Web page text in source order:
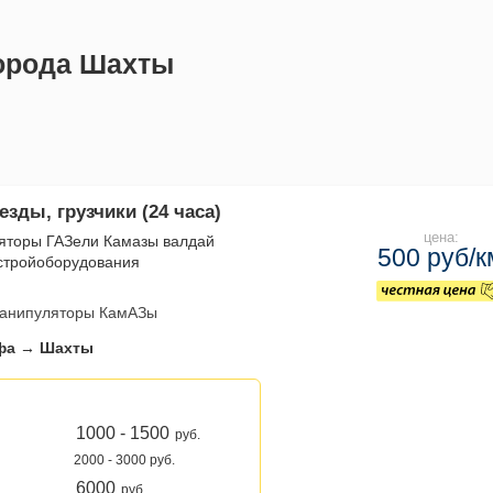
Шахты
грузчики (24 часа)
ГАЗели Камазы валдай
КамАЗы
→ Шахты
1000 - 1500 руб.
2000 - 3000 руб.
6000 руб.
цена:
500 руб/